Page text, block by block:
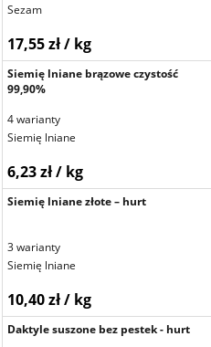
Sezam
17,55 zł / kg
Siemię lniane brązowe czystość
99,90%
4 warianty
Siemię lniane
6,23 zł / kg
Siemię lniane złote – hurt
3 warianty
Siemię lniane
10,40 zł / kg
Daktyle suszone bez pestek - hurt